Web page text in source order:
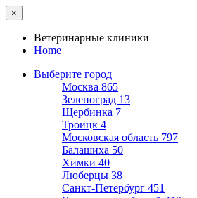
×
Ветеринарные клиники
Home
Выберите город
Москва 865
Зеленоград 13
Щербинка 7
Троицк 4
Московская область 797
Балашиха 50
Химки 40
Люберцы 38
Санкт-Петербург 451